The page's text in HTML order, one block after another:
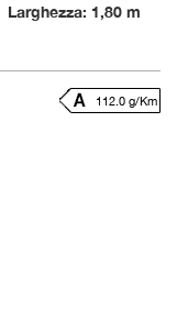
Larghezza: 1,80 m
112.0 g/Km